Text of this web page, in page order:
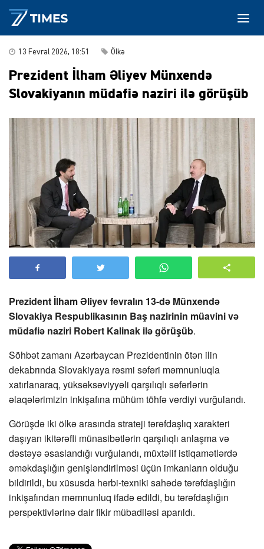
13 Fevral 2026, 18:51 Ölkə
Prezident İlham Əliyev Münxendə
Slovakiyanın müdafiə naziri ilə görüşüb
Prezident İlham Əliyev fevralın 13-də Münxendə
Slovakiya Respublikasının Baş nazirinin müavini və
müdafiə naziri Robert Kalinak ilə görüşüb.
Söhbət zamanı Azərbaycan Prezidentinin ötən ilin
dekabrında Slovakiyaya rəsmi səfəri məmnunluqla
xatırlanaraq, yüksəksəviyyəli qarşılıqlı səfərlərin
əlaqələrimizin inkişafına mühüm töhfə verdiyi vurğulandı.
Görüşdə iki ölkə arasında strateji tərəfdaşlıq xarakteri
daşıyan ikitərəfli münasibətlərin qarşılıqlı anlaşma və
dəstəyə əsaslandığı vurğulandı, müxtəlif istiqamətlərdə
əməkdaşlığın genişləndirilməsi üçün imkanların olduğu
bildirildi, bu xüsusda hərbi-texniki sahədə tərəfdaşlığın
inkişafından məmnunluq ifadə edildi, bu tərəfdaşlığın
perspektivlərinə dair fikir mübadiləsi aparıldı.